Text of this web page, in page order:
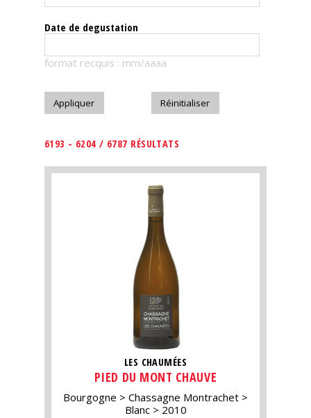
Le
magazine
Télécharger
Date de degustation
format recquis : mm/aaaa
6193 - 6204 / 6787 RÉSULTATS
LES CHAUMÉES
PIED DU MONT CHAUVE
Bourgogne
Chassagne Montrachet
Blanc
2010